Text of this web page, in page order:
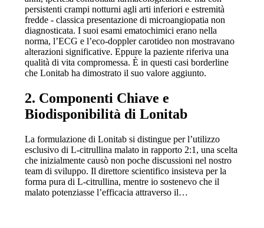
persistenti crampi notturni agli arti inferiori e estremità
fredde - classica presentazione di microangiopatia non
diagnosticata. I suoi esami ematochimici erano nella
norma, l’ECG e l’eco-doppler carotideo non mostravano
alterazioni significative. Eppure la paziente riferiva una
qualità di vita compromessa. È in questi casi borderline
che Lonitab ha dimostrato il suo valore aggiunto.
2. Componenti Chiave e
Biodisponibilità di Lonitab
La formulazione di Lonitab si distingue per l’utilizzo
esclusivo di L-citrullina malato in rapporto 2:1, una scelta
che inizialmente causò non poche discussioni nel nostro
team di sviluppo. Il direttore scientifico insisteva per la
forma pura di L-citrullina, mentre io sostenevo che il
malato potenziasse l’efficacia attraverso il…